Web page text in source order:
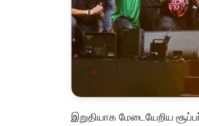
இறுதியாக மேடையேறிய